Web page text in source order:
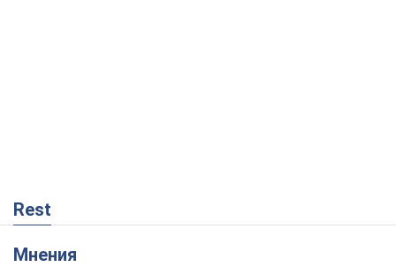
Rest
Мнения